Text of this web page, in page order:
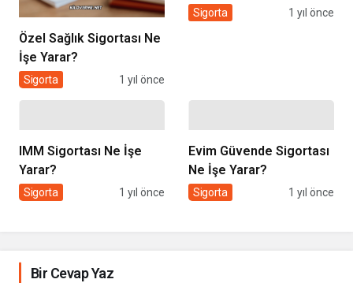
Özel Sağlık Sigortası Ne
İşe Yarar?
Sigorta 1 yıl önce
Sigorta 1 yıl önce
IMM Sigortası Ne İşe
Yarar?
Sigorta 1 yıl önce
Evim Güvende Sigortası
Ne İşe Yarar?
Sigorta 1 yıl önce
Bir Cevap Yaz